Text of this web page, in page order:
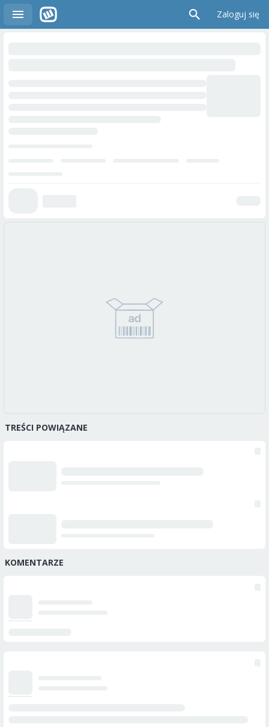
Zaloguj się
TREŚCI POWIĄZANE
KOMENTARZE